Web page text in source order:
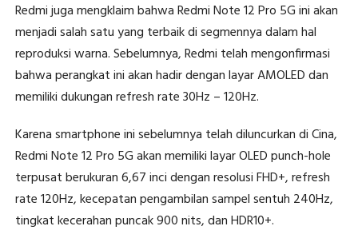
Redmi juga mengklaim bahwa Redmi Note 12 Pro 5G ini akan
menjadi salah satu yang terbaik di segmennya dalam hal
reproduksi warna. Sebelumnya, Redmi telah mengonfirmasi
bahwa perangkat ini akan hadir dengan layar AMOLED dan
memiliki dukungan refresh rate 30Hz – 120Hz.
Karena smartphone ini sebelumnya telah diluncurkan di Cina,
Redmi Note 12 Pro 5G akan memiliki layar OLED punch-hole
terpusat berukuran 6,67 inci dengan resolusi FHD+, refresh
rate 120Hz, kecepatan pengambilan sampel sentuh 240Hz,
tingkat kecerahan puncak 900 nits, dan HDR10+.